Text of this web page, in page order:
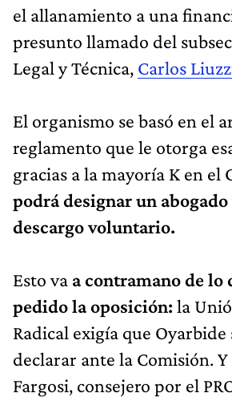
el allanamiento a una
presunto llamado del
Legal y Técnica, Carlos
El organismo se basó en el
reglamento que le otorga
gracias a la mayoría K en el
podrá designar un
descargo voluntario.
Esto va a contramano de lo
pedido la oposición: la
Radical exigía que Oyarbide
declarar ante la Comisión.
Fargosi, consejero por el